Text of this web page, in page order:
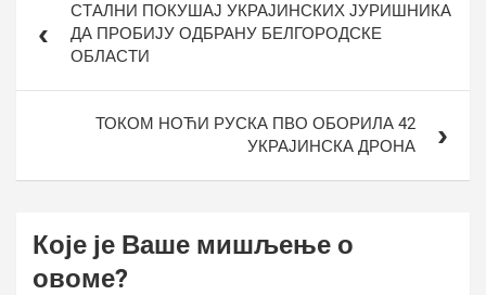
чланкаСТАЛНИ ПОКУШАЈ УКРАЈИНСКИХ ЈУРИШНИКА
ДА ПРОБИЈУ ОДБРАНУ БЕЛГОРОДСКЕ
ОБЛАСТИ
ТОКОМ НОЋИ РУСКА ПВО ОБОРИЛА 42
УКРАЈИНСКА ДРОНА
Које је Ваше мишљење о
овоме?